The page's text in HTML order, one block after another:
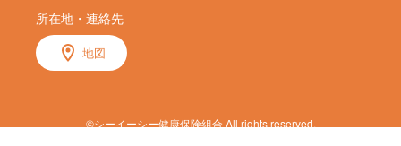
所在地・連絡先
地図
©シーイーシー健康保険組合 All rights reserved.